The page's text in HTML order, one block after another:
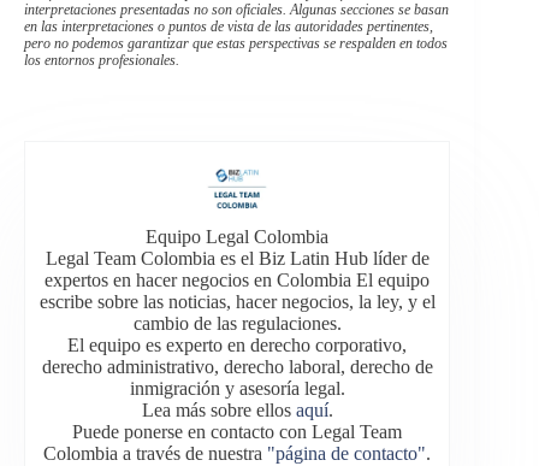
interpretaciones presentadas no son oficiales. Algunas secciones se basan
en las interpretaciones o puntos de vista de las autoridades pertinentes,
pero no podemos garantizar que estas perspectivas se respalden en todos
los entornos profesionales.
Equipo Legal Colombia
Legal Team Colombia es el Biz Latin Hub líder de
expertos en hacer negocios en Colombia El equipo
escribe sobre las noticias, hacer negocios, la ley, y el
cambio de las regulaciones.
El equipo es experto en derecho corporativo,
derecho administrativo, derecho laboral, derecho de
inmigración y asesoría legal.
Lea más sobre ellos aquí.
Puede ponerse en contacto con Legal Team
Colombia a través de nuestra "página de contacto".